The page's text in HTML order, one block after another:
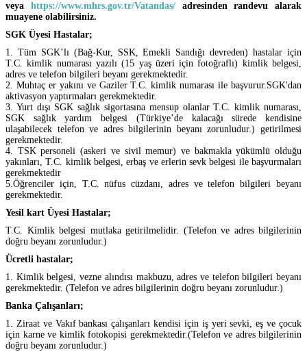
veya https://www.mhrs.gov.tr/Vatandas/adresinden randevu alarak
muayene olabilirsiniz.
SGK Üyesi Hastalar;
1. Tüm SGK’lı (Bağ-Kur, SSK, Emekli Sandığı devreden) hastalar için
T.C. kimlik numarası yazılı (15 yaş üzeri için fotoğraflı) kimlik belgesi,
adres ve telefon bilgileri beyanı gerekmektedir.
2. Muhtaç er yakını ve Gaziler T.C. kimlik numarası ile başvurur.SGK'dan
aktivasyon yaptırmaları gerekmektedir.
3. Yurt dışı SGK sağlık sigortasına mensup olanlar T.C. kimlik numarası,
SGK sağlık yardım belgesi (Türkiye’de kalacağı sürede kendisine
ulaşabilecek telefon ve adres bilgilerinin beyanı zorunludur.) getirilmesi
gerekmektedir.
4. TSK personeli (askeri ve sivil memur) ve bakmakla yükümlü olduğu
yakınları, T.C. kimlik belgesi, erbaş ve erlerin sevk belgesi ile başvurmaları
gerekmektedir
5.Öğrenciler için, T.C. nüfus cüzdanı, adres ve telefon bilgileri beyanı
gerekmektedir.
Yesil kart Üyesi Hastalar;
T.C. Kimlik belgesi mutlaka getirilmelidir. (Telefon ve adres bilgilerinin
doğru beyanı zorunludur.)
Ücretli hastalar;
1. Kimlik belgesi, vezne alındısı makbuzu, adres ve telefon bilgileri beyanı
gerekmektedir. (Telefon ve adres bilgilerinin doğru beyanı zorunludur.)
Banka Çalışanları;
1. Ziraat ve Vakıf bankası çalışanları kendisi için iş yeri sevki, eş ve çocuk
için karne ve kimlik fotokopisi gerekmektedir.(Telefon ve adres bilgilerinin
doğru beyanı zorunludur.)